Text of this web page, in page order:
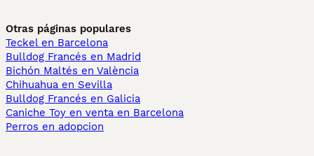
Otras páginas populares
Teckel en Barcelona
Bulldog Francés en Madrid
Bichón Maltés en València
Chihuahua en Sevilla
Bulldog Francés en Galicia
Caniche Toy en venta en Barcelona
Perros en adopcion